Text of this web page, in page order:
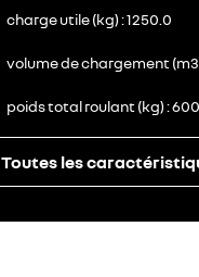
charge utile (kg) 1250.0
volume de chargement
poids total roulant (kg)
Toutes les